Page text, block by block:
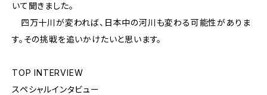
いて聞きました。
四万十川が変われば、日本中の河川も変わる可能性がありま
す。その挑戦を追いかけたいと思います。
TOP INTERVIEW
スペシャルインタビュー